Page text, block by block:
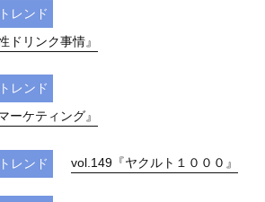
トレンド
ドリンク事情』
トレンド
ケティング』
トレンド vol.149『ヤクルト１０００』